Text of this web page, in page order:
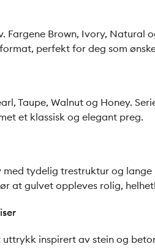
Brown, Ivory,
perfekt for deg som
Taupe, Walnut og Honey.
et klassisk og elegant preg.
tydelig trestruktur og
at gulvet oppleves rolig,
inspirert av stein og